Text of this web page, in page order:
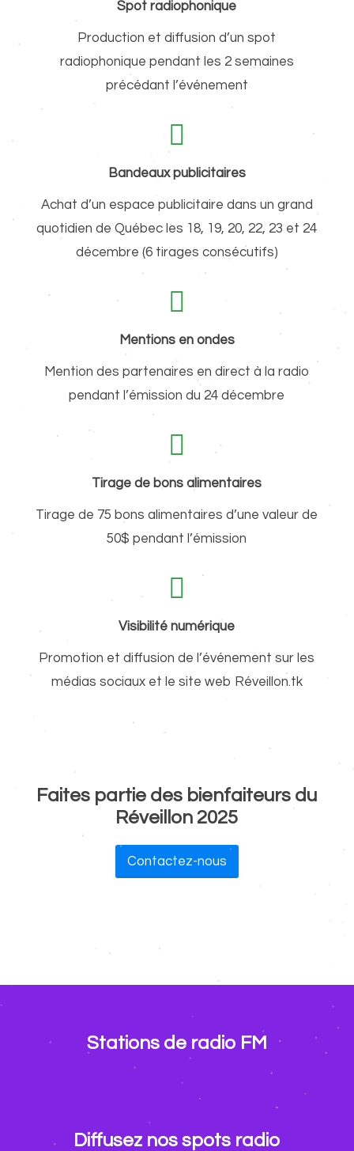
Spot radiophonique
Production et diffusion d’un spot
radiophonique pendant les 2 semaines
précédant l’événement
Bandeaux publicitaires
Achat d’un espace publicitaire dans un grand
quotidien de Québec les 18, 19, 20, 22, 23 et 24
décembre (6 tirages consécutifs)
Mentions en ondes
Mention des partenaires en direct à la radio
pendant l’émission du 24 décembre
Tirage de bons alimentaires
Tirage de 75 bons alimentaires d’une valeur de
50$ pendant l’émission
Visibilité numérique
Promotion et diffusion de l’événement sur les
médias sociaux et le site web Réveillon.tk
Faites partie des bienfaiteurs du
Réveillon 2025
Contactez-nous
Stations de radio FM
Diffusez nos spots radio